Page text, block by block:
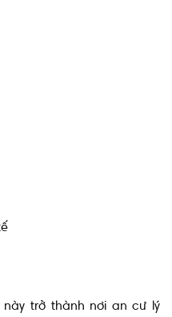
trở thành nơi an cư lý